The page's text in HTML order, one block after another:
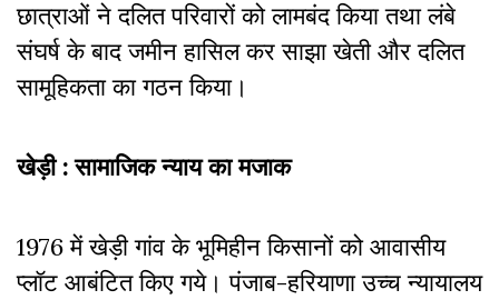
छात्राओं ने दलित परिवारों को लामबंद किया तथा लंबे
संघर्ष के बाद जमीन हासिल कर साझा खेती और दलित
सामूहिकता का गठन किया।
खेड़ी : सामाजिक न्याय का मजाक
1976 में खेड़ी गांव के भूमिहीन किसानों को आवासीय
प्लॉट आबंटित किए गये। पंजाब-हरियाणा उच्च न्यायालय